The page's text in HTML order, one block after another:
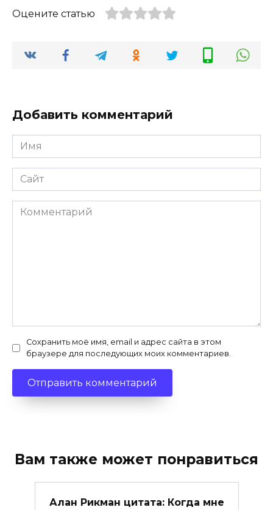
Оцените статью
Добавить комментарий
Имя
*
Сайт
Комментарий
Сохранить моё имя, email и адрес сайта в этом
браузере для последующих моих комментариев.
Вам также может понравиться
Алан Рикман цитата: Когда мне